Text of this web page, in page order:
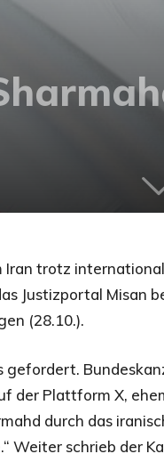
Iran trotz
Justizportal Misan
(28.10.).
der Plattform X,
durch das
Weiter schrieb der